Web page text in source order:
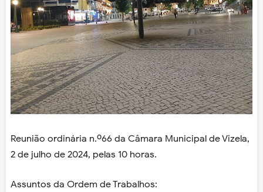
Reunião ordinária n.º66 da Câmara Municipal de Vizela,
2 de julho de 2024, pelas 10 horas.
Assuntos da Ordem de Trabalhos: